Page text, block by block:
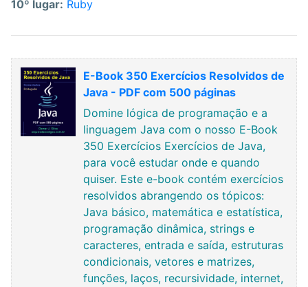
10º lugar: Ruby
E-Book 350 Exercícios Resolvidos de
Java - PDF com 500 páginas
Domine lógica de programação e a
linguagem Java com o nosso E-Book
350 Exercícios Exercícios de Java,
para você estudar onde e quando
quiser. Este e-book contém exercícios
resolvidos abrangendo os tópicos:
Java básico, matemática e estatística,
programação dinâmica, strings e
caracteres, entrada e saída, estruturas
condicionais, vetores e matrizes,
funções, laços, recursividade, internet,